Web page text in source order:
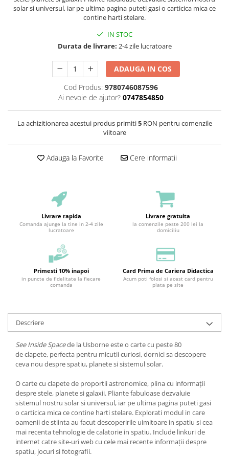
solar si universul, iar pe ultima pagina puteti gasi o carticica mica ce
contine harti stelare.
IN STOC
Durata de livrare: 2-4 zile lucratoare
ADAUGA IN COS
Cod Produs: 9780746087596
Ai nevoie de ajutor? 0747854850
La achizitionarea acestui produs primiti5RON pentru comenzile
viitoare
Adauga la Favorite Cere informatii
Livrare rapida
Comanda ajunge la tine in 2-4 zile
lucratoare
Livrare gratuita
la comenzile peste 200 lei la
domiciliu
Primesti 10% inapoi
in puncte de fidelitate la fiecare
comanda
Card Prima de Cariera Didactica
Acum poti folosi si acest card pentru
plata pe site
Descriere
See Inside Spacede la Usborne este o carte cu peste 80
de clapete, perfecta pentru micutii curiosi, dornici sa descopere
ceva nou despre spatiu, planete si sistemul solar.
O carte cu clapete de proportii astronomice, plina cu informații
despre stele, planete si galaxii. Pliante fabuloase dezvaluie
sistemul nostru solar si universul, iar pe ultima pagina puteti gasi
o carticica mica ce contine harti stelare. Explorati modul in care
oamenii de stiinta au facut descoperirile uimitoare in spatiu si cea
mai recenta tehnologie de calatorie in spatiu. Include linkuri de
internet catre site-uri web cu cele mai recente informații despre
spatiu, jocuri si fotografii.